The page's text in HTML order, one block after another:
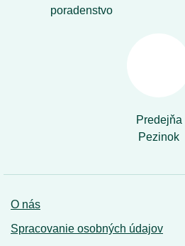
poradenstvo
Predejňa
Pezinok
O nás
Spracovanie osobných údajov